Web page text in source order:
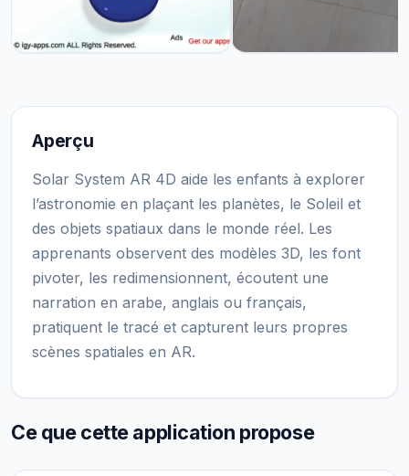
Aperçu
Solar System AR 4D aide les enfants à explorer
l’astronomie en plaçant les planètes, le Soleil et
des objets spatiaux dans le monde réel. Les
apprenants observent des modèles 3D, les font
pivoter, les redimensionnent, écoutent une
narration en arabe, anglais ou français,
pratiquent le tracé et capturent leurs propres
scènes spatiales en AR.
Ce que cette application propose